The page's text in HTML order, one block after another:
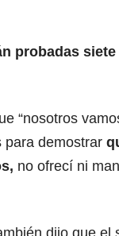
probadas
“nosotros
para demostrar
no ofrecí ni
dijo que el